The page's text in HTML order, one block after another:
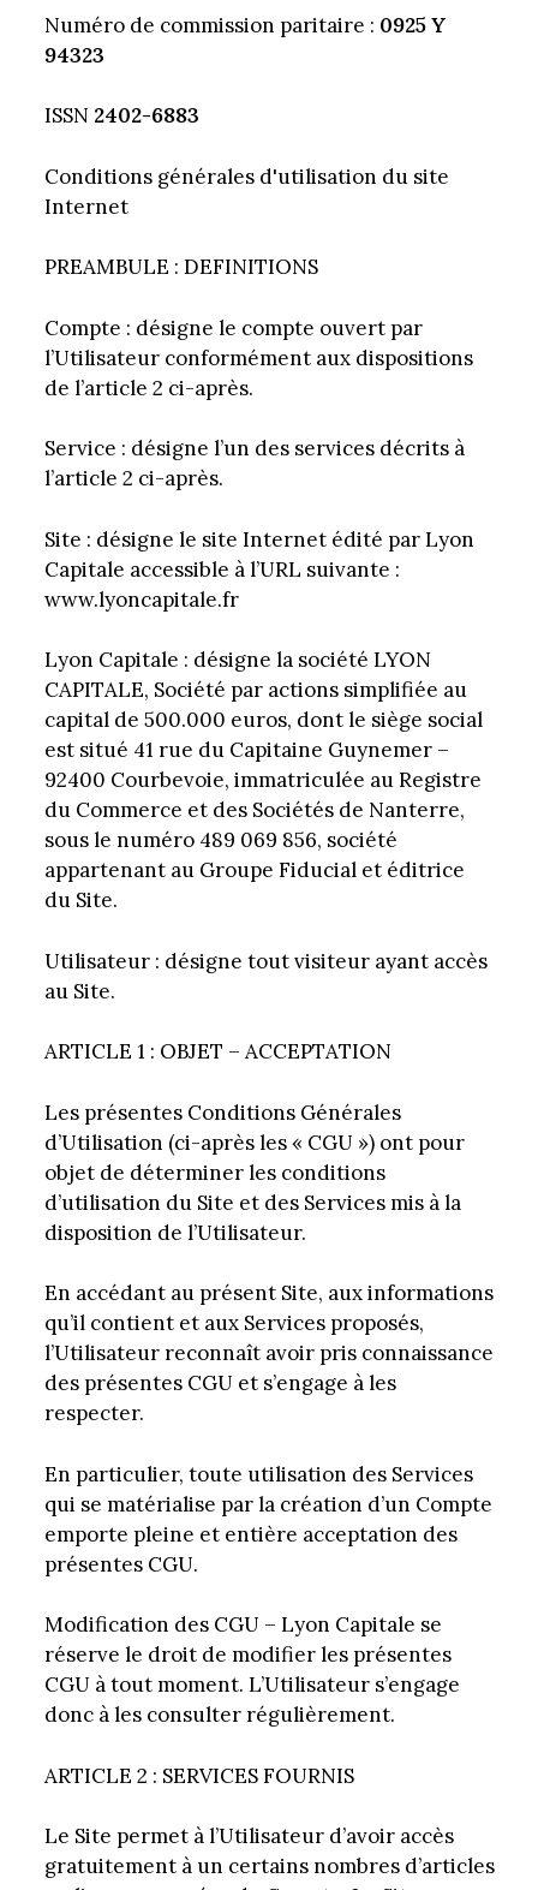
Numéro de commission paritaire : 0925 Y
94323
ISSN 2402-6883
Conditions générales d'utilisation du site
Internet
PREAMBULE : DEFINITIONS
Compte : désigne le compte ouvert par
l’Utilisateur conformément aux dispositions
de l’article 2 ci-après.
Service : désigne l’un des services décrits à
l’article 2 ci-après.
Site : désigne le site Internet édité par Lyon
Capitale accessible à l’URL suivante :
www.lyoncapitale.fr
Lyon Capitale : désigne la société LYON
CAPITALE, Société par actions simplifiée au
capital de 500.000 euros, dont le siège social
est situé 41 rue du Capitaine Guynemer –
92400 Courbevoie, immatriculée au Registre
du Commerce et des Sociétés de Nanterre,
sous le numéro 489 069 856, société
appartenant au Groupe Fiducial et éditrice
du Site.
Utilisateur : désigne tout visiteur ayant accès
au Site.
ARTICLE 1 : OBJET – ACCEPTATION
Les présentes Conditions Générales
d’Utilisation (ci-après les « CGU ») ont pour
objet de déterminer les conditions
d’utilisation du Site et des Services mis à la
disposition de l’Utilisateur.
En accédant au présent Site, aux informations
qu’il contient et aux Services proposés,
l’Utilisateur reconnaît avoir pris connaissance
des présentes CGU et s’engage à les
respecter.
En particulier, toute utilisation des Services
qui se matérialise par la création d’un Compte
emporte pleine et entière acceptation des
présentes CGU.
Modification des CGU – Lyon Capitale se
réserve le droit de modifier les présentes
CGU à tout moment. L’Utilisateur s’engage
donc à les consulter régulièrement.
ARTICLE 2 : SERVICES FOURNIS
Le Site permet à l’Utilisateur d’avoir accès
gratuitement à un certains nombres d’articles